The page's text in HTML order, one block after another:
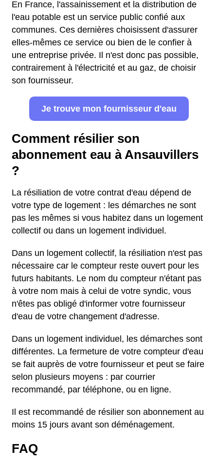
En France, l'assainissement et la distribution de
l'eau potable est un service public confié aux
communes. Ces dernières choisissent d'assurer
elles-mêmes ce service ou bien de le confier à
une entreprise privée. Il n'est donc pas possible,
contrairement à l'électricité et au gaz, de choisir
son fournisseur.
Je trouve mon fournisseur d'eau
Comment résilier son
abonnement eau à Ansauvillers
?
La résiliation de votre contrat d'eau dépend de
votre type de logement : les démarches ne sont
pas les mêmes si vous habitez dans un logement
collectif ou dans un logement individuel.
Dans un logement collectif, la résiliation n'est pas
nécessaire car le compteur reste ouvert pour les
futurs habitants. Le nom du compteur n'étant pas
à votre nom mais à celui de votre syndic, vous
n'êtes pas obligé d'informer votre fournisseur
d'eau de votre changement d'adresse.
Dans un logement individuel, les démarches sont
différentes. La fermeture de votre compteur d'eau
se fait auprès de votre fournisseur et peut se faire
selon plusieurs moyens : par courrier
recommandé, par téléphone, ou en ligne.
Il est recommandé de résilier son abonnement au
moins 15 jours avant son déménagement.
FAQ